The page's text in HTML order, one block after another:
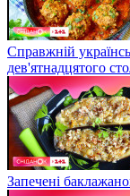
Справжній
дев'ятнадцятого
Запечені